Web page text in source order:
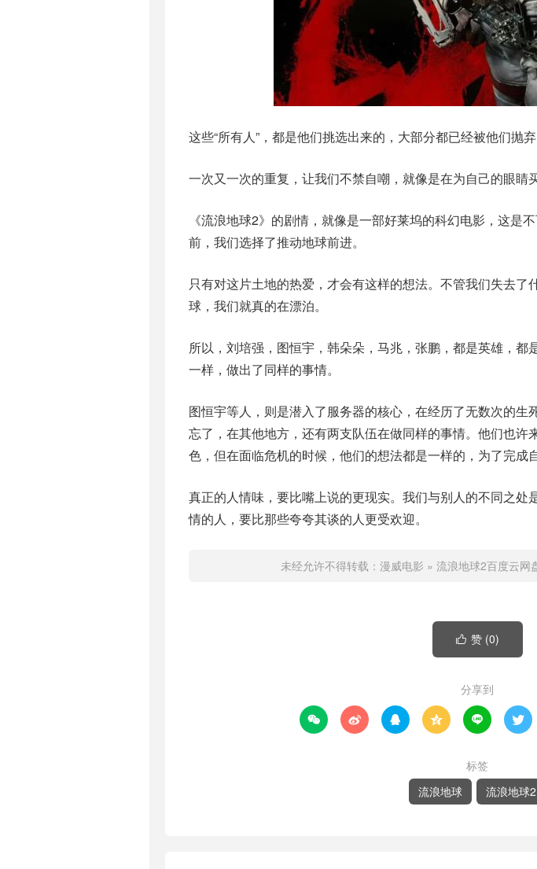
这些“所有人”，都是他们挑选出来的，大部分都已经被他们抛弃
一次又一次的重复，让我们不禁自嘲，就像是在为自己的眼睛
《流浪地球2》的剧情，就像是一部好莱坞的科幻电影，这是
前，我们选择了推动地球前进。
只有对这片土地的热爱，才会有这样的想法。不管我们失去
球，我们就真的在漂泊。
所以，刘培强，图恒宇，韩朵朵，马兆，张鹏，都是英雄，都
一样，做出了同样的事情。
图恒宇等人，则是潜入了服务器的核心，在经历了无数次的生
忘了，在其他地方，还有两支队伍在做同样的事情。他们也许
色，但在面临危机的时候，他们的想法都是一样的，为了完成
真正的人情味，要比嘴上说的更现实。我们与别人的不同之处
情的人，要比那些夸夸其谈的人更受欢迎。
未经允许不得转载： 漫威电影 » 流浪地球2百度云网
 赞 (0)
分享到
     
标签
流浪地球
流浪地球2